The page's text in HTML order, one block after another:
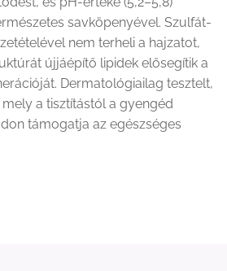
savköpenyével. Szulfát-
nem terheli a hajzatot,
újjáépítő lipidek elősegítik a
Dermatológiailag tesztelt,
a tisztítástól a gyengéd
támogatja az egészséges